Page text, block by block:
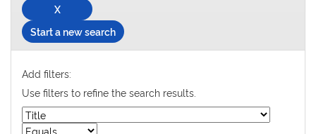
Start a new search
Add filters:
Use filters to refine the search results.